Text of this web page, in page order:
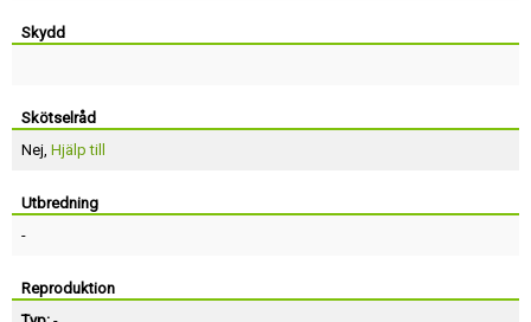
Skydd
Skötselråd
Nej, Hjälp till
Utbredning
-
Reproduktion